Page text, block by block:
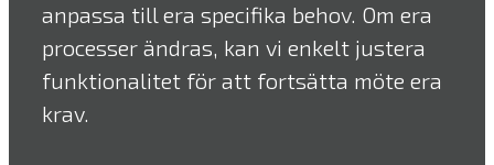
anpassa till era specifika behov. Om era
processer ändras, kan vi enkelt justera
funktionalitet för att fortsätta möte era
krav.